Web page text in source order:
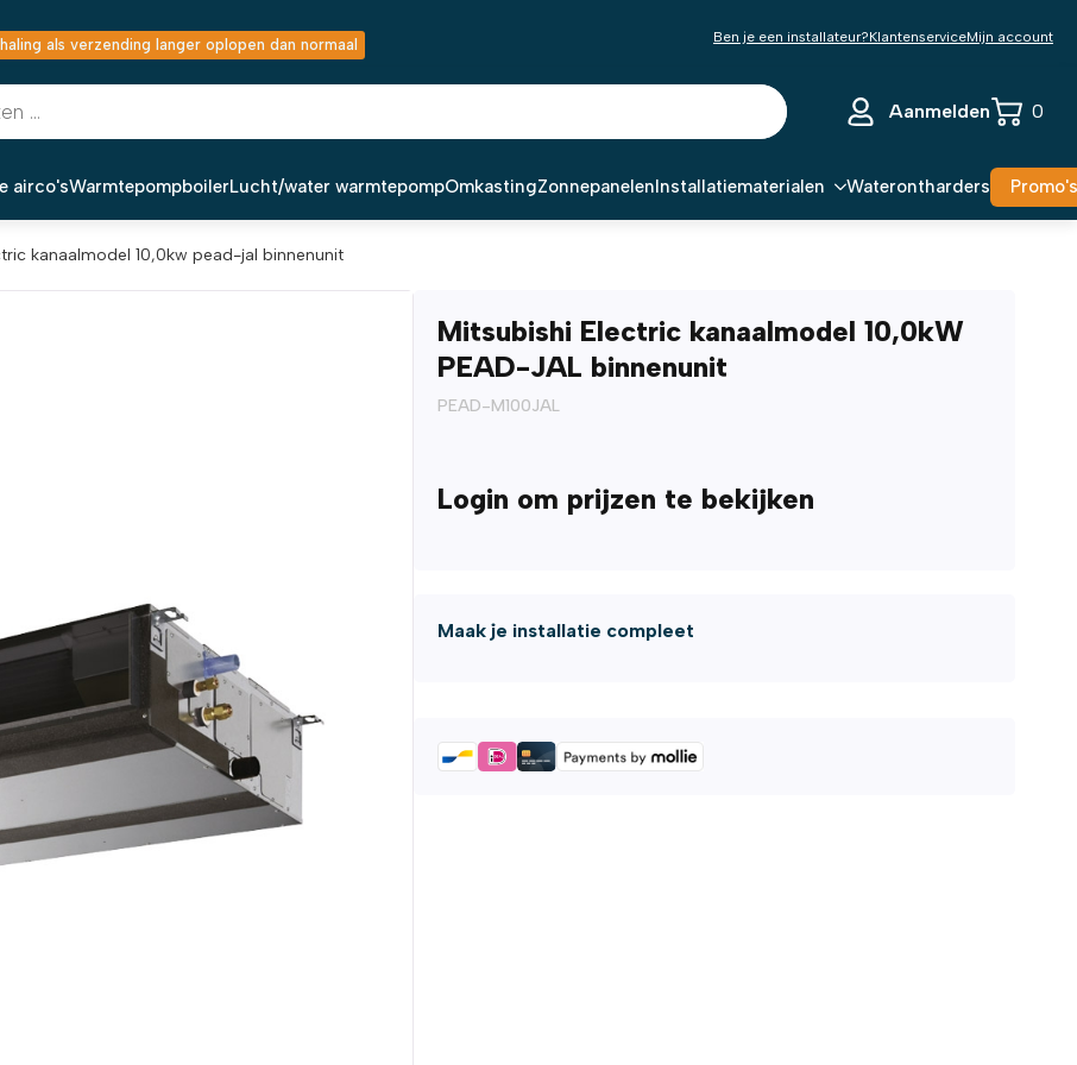
als verzending langer oplopen dan normaal Ben je een installateur?KlantenserviceMijn account
Aanmelden 0
airco'sWarmtepompboilerLucht/water warmtepompOmkastingZonnepanelenInstallatiematerialen Waterontharders Promo's
kanaalmodel 10,0kw pead-jal binnenunit
Mitsubishi Electric kanaalmodel 10,0kW
PEAD-JAL binnenunit
PEAD-M100JAL
Login om prijzen te bekijken
Maak je installatie compleet